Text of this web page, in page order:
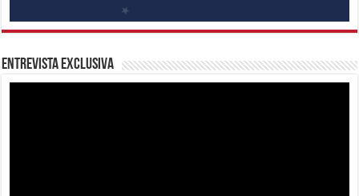
Entrevista Exclusiva